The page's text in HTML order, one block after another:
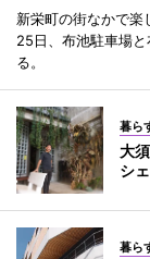
新栄町の街なかで楽
25日、布池駐車場
る。
暮ら
大
シ
暮ら